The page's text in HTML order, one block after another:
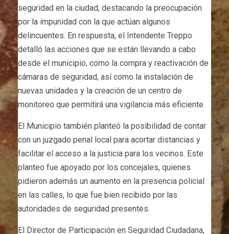
seguridad en la ciudad, destacando la preocupación
por la impunidad con la que actúan algunos
delincuentes. En respuesta, el Intendente Treppo
detalló las acciones que se están llevando a cabo
desde el municipio, como la compra y reactivación de
cámaras de seguridad, así como la instalación de
nuevas unidades y la creación de un centro de
monitoreo que permitirá una vigilancia más eficiente.
El Municipio también planteó la posibilidad de contar
con un juzgado penal local para acortar distancias y
facilitar el acceso a la justicia para los vecinos. Este
planteo fue apoyado por los concejales, quienes
pidieron además un aumento en la presencia policial
en las calles, lo que fue bien recibido por las
autoridades de seguridad presentes.
El Director de Participación en Seguridad Ciudadana,